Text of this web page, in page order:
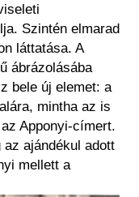
Szintén elmarad
láttatása. A
ábrázolásába
bele új elemet: a
mintha az is
Apponyi-címert.
ajándékul adott
mellett a